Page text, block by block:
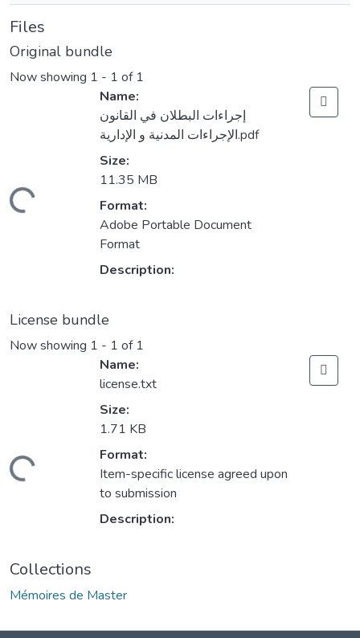
Files
Original bundle
Now showing 1 - 1 of 1
Name:
إجراءات البطلان في القانون
الإجراءات المدنية و الإدارية.pdf
Size:
11.35 MB
Format:
Adobe Portable Document
Format
Description:
License bundle
Now showing 1 - 1 of 1
Name:
license.txt
Size:
1.71 KB
Format:
Item-specific license agreed upon
to submission
Description:
Collections
Mémoires de Master